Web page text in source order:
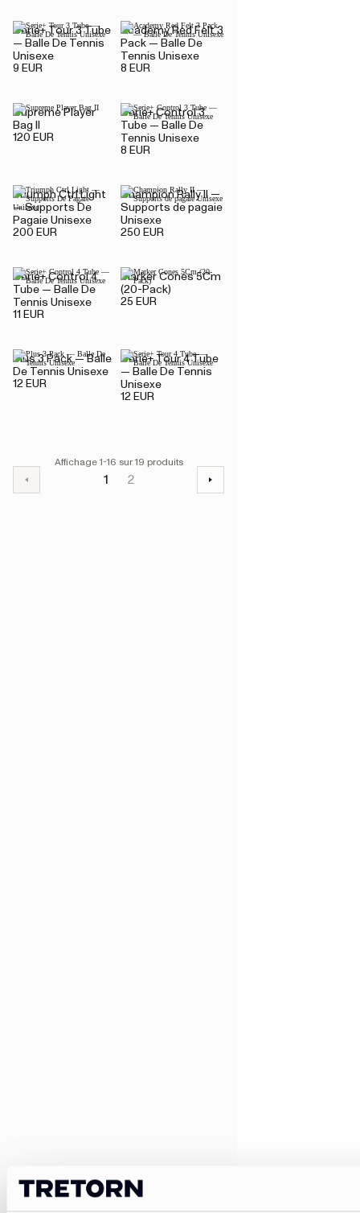
Serie+ Tour 3 Tube
— Balle De Tennis
Unisexe
9 EUR
Academy Red Felt 3
Pack — Balle De
Tennis Unisexe
8 EUR
Supreme Player
Bag II
120 EUR
Serie+ Control 3
Tube — Balle De
Tennis Unisexe
8 EUR
Triumph Ctrl Light
— Supports De
Pagaie Unisexe
200 EUR
Champion Rally II —
Supports de pagaie
Unisexe
250 EUR
Serie+ Control 4
Tube — Balle De
Tennis Unisexe
11 EUR
Marker Cones 5Cm
(20-Pack)
25 EUR
Plus 3 Pack — Balle
De Tennis Unisexe
12 EUR
Serie+ Tour 4 Tube
— Balle De Tennis
Unisexe
12 EUR
Affichage 1-16 sur 19 produits
1 2